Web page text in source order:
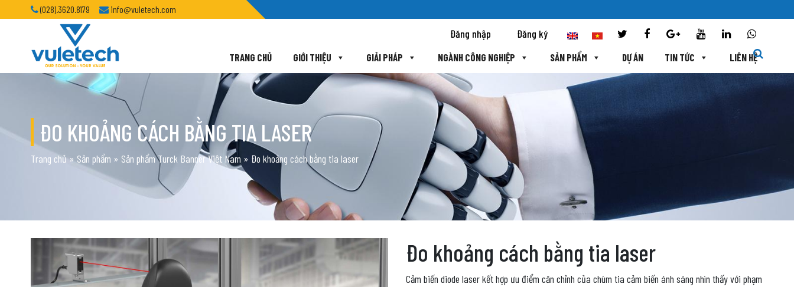
(028).3620.8179 info@vuletech.com
Đăng nhập Đăng ký
TRANG CHỦ GIỚI THIỆU GIẢI PHÁP NGÀNH CÔNG NGHIỆP SẢN PHẨM DỰ ÁN TIN TỨC LIÊN HỆ
ĐO KHOẢNG CÁCH BẰNG TIA LASER
Trang chủ» Sản phẩm » Sản phẩm Turck Banner Việt Nam » Đo khoảng cách bằng tia laser
Đo khoảng cách bằng tia laser
Cảm biến diode laser kết hợp ưu điểm căn chỉnh của chùm tia cảm biến ánh sáng nhìn thấy với phạm